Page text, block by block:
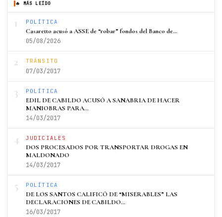
🔥 MÁS LEÍDO
1 POLÍTICA
Casaretto acusó a ASSE de “robar” fondos del Banco de…
05/08/2026
2 TRÁNSITO
07/03/2017
3 POLÍTICA
EDIL DE CABILDO ACUSÓ A SANABRIA DE HACER
MANIOBRAS PARA…
14/03/2017
4 JUDICIALES
DOS PROCESADOS POR TRANSPORTAR DROGAS EN
MALDONADO
14/03/2017
5 POLÍTICA
DE LOS SANTOS CALIFICÓ DE “MISERABLES” LAS
DECLARACIONES DE CABILDO…
16/03/2017